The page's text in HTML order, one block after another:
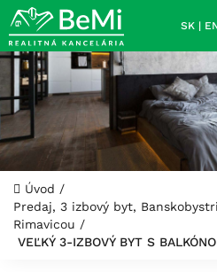
SK |
Úvod /
Predaj, 3 izbový byt,
Rimavicou /
VEĽKÝ 3-IZBOVÝ BYT S